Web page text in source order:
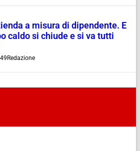
a misura di dipendente. E
caldo si chiude e si va tutti
Redazione